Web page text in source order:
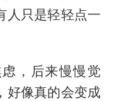
人只是轻轻点一
，后来慢慢觉
好像真的会变成